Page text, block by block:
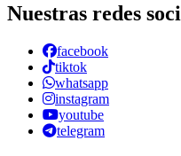
Nuestras redes
facebook
tiktok
whatsapp
instagram
youtube
telegram